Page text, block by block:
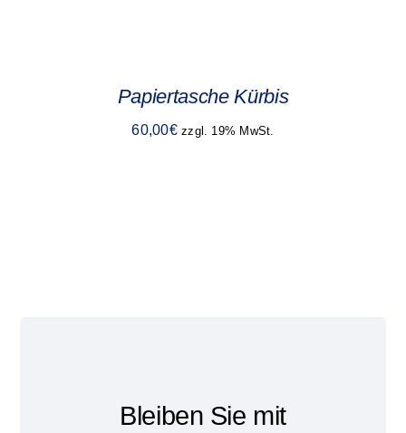
Papiertasche Kürbis
60,00€ zzgl. 19% MwSt.
Bleiben Sie mit